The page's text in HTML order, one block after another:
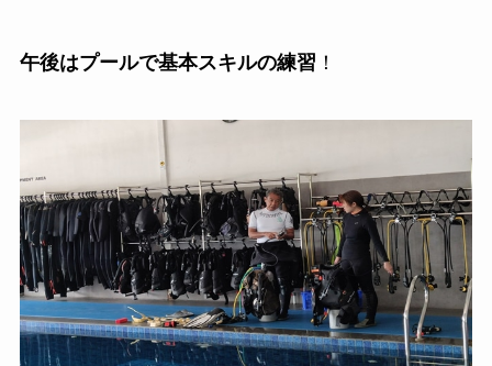
午後はプールで基本スキルの練習 ！